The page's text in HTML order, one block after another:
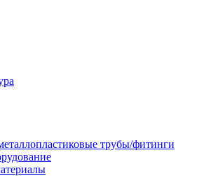
трубы/фитинги